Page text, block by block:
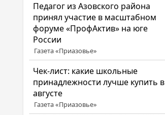
Педагог из Азовского района
принял участие в масштабном
форуме «ПрофАктив» на юге
России
Газета «Приазовье»
Чек-лист: какие школьные
принадлежности лучше купить в
августе
Газета «Приазовье»